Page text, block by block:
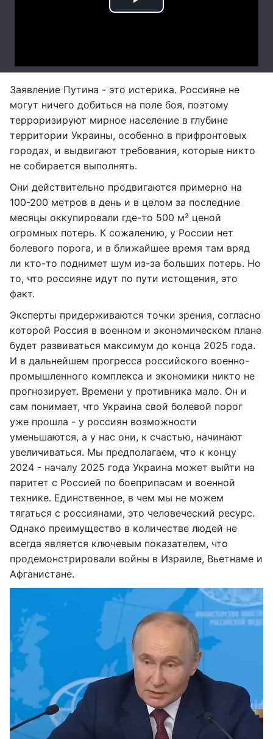
Заявление Путина - это истерика. Россияне не
могут ничего добиться на поле боя, поэтому
терроризируют мирное население в глубине
территории Украины, особенно в прифронтовых
городах, и выдвигают требования, которые никто
не собирается выполнять.
Они действительно продвигаются примерно на
100-200 метров в день и в целом за последние
месяцы оккупировали где-то 500 м² ценой
огромных потерь. К сожалению, у России нет
болевого порога, и в ближайшее время там вряд
ли кто-то поднимет шум из-за больших потерь. Но
то, что россияне идут по пути истощения, это
факт.
Эксперты придерживаются точки зрения, согласно
которой Россия в военном и экономическом плане
будет развиваться максимум до конца 2025 года.
И в дальнейшем прогресса российского военно-
промышленного комплекса и экономики никто не
прогнозирует. Времени у противника мало. Он и
сам понимает, что Украина свой болевой порог
уже прошла - у россиян возможности
уменьшаются, а у нас они, к счастью, начинают
увеличиваться. Мы предполагаем, что к концу
2024 - началу 2025 года Украина может выйти на
паритет с Россией по боеприпасам и военной
технике. Единственное, в чем мы не можем
тягаться с россиянами, это человеческий ресурс.
Однако преимущество в количестве людей не
всегда является ключевым показателем, что
продемонстрировали войны в Израиле, Вьетнаме и
Афганистане.